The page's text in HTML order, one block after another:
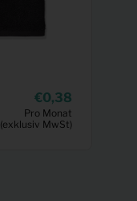
0,38
Pro Monat
(exklusiv MwSt)